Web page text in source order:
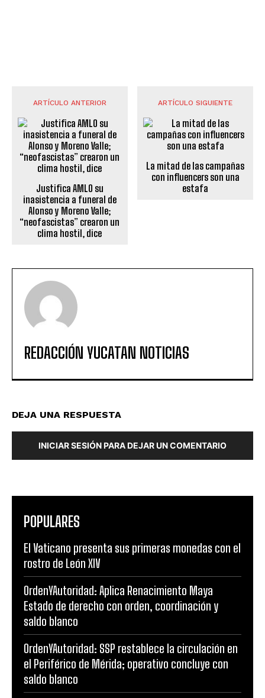
ARTÍCULO ANTERIOR
Justifica AMLO su
inasistencia a funeral de
Alonso y Moreno Valle;
“neofascistas” crearon un
clima hostil, dice
ARTÍCULO SIGUIENTE
La mitad de las campañas
con influencers son una
estafa
REDACCIÓN YUCATAN NOTICIAS
DEJA UNA RESPUESTA
INICIAR SESIÓN PARA DEJAR UN COMENTARIO
POPULARES
El Vaticano presenta sus primeras monedas con el
rostro de León XIV
OrdenYAutoridad: Aplica Renacimiento Maya
Estado de derecho con orden, coordinación y
saldo blanco
OrdenYAutoridad: SSP restablece la circulación en
el Periférico de Mérida; operativo concluye con
saldo blanco